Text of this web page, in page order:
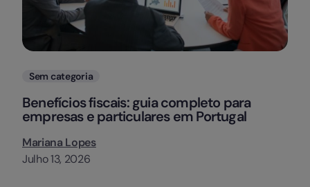
Categorias
Sem categoria
Benefícios fiscais: guia completo para
empresas e particulares em Portugal
Mariana Lopes
Julho 13, 2026